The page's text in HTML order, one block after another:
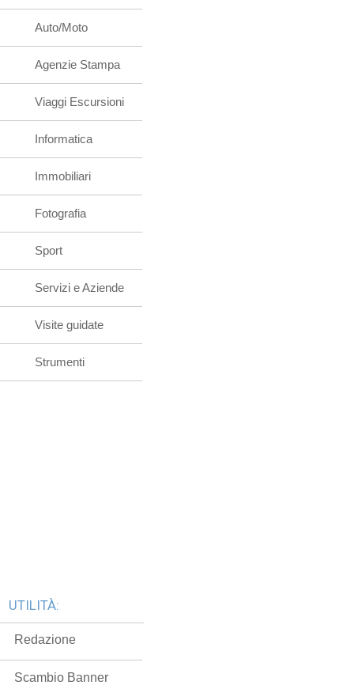
Auto/Moto
Agenzie Stampa
Viaggi Escursioni
Informatica
Immobiliari
Fotografia
Sport
Servizi e Aziende
Visite guidate
Strumenti
UTILITÀ:
Redazione
Scambio Banner